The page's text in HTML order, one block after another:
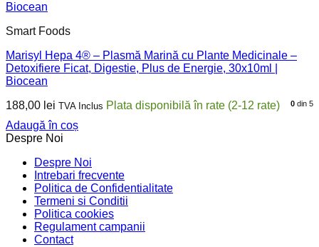
Smart Foods
Marisyl Hepa 4® – Plasmă Marină cu Plante Medicinale –
Detoxifiere Ficat, Digestie, Plus de Energie, 30x10ml |
Biocean
0 din 5
188,00 lei TVA Inclus
Adaugă în coș
Despre Noi
Despre Noi
Intrebari frecvente
Politica de Confidentialitate
Termeni si Conditii
Politica cookies
Regulament campanii
Contact